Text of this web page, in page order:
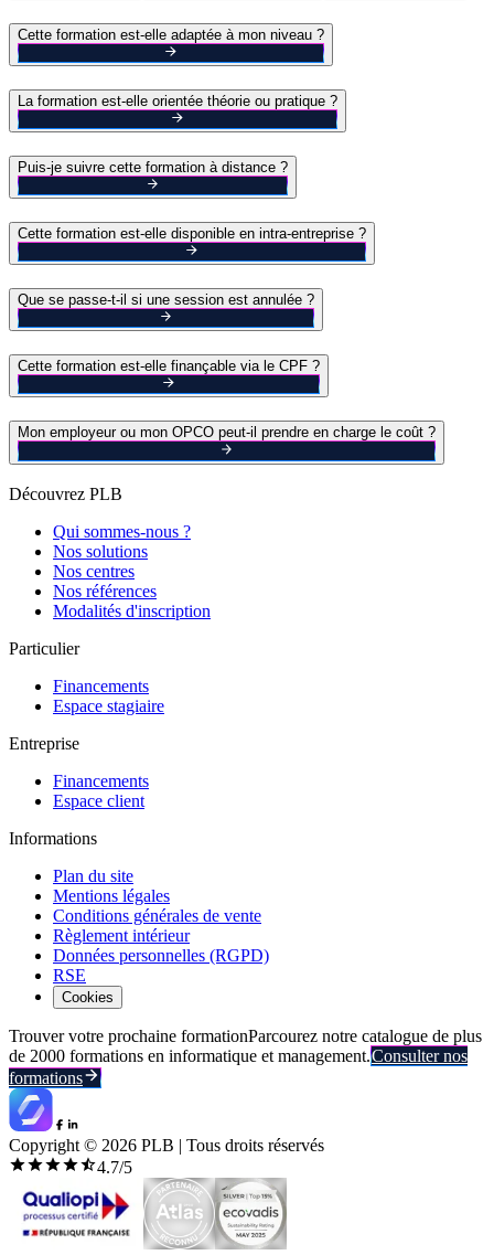
Cette formation est-elle adaptée à mon niveau ?
La formation est-elle orientée théorie ou pratique ?
Puis-je suivre cette formation à distance ?
Cette formation est-elle disponible en intra-entreprise ?
Que se passe-t-il si une session est annulée ?
Cette formation est-elle finançable via le CPF ?
Mon employeur ou mon OPCO peut-il prendre en charge le coût ?
Découvrez PLB
Qui sommes-nous ?
Nos solutions
Nos centres
Nos références
Modalités d'inscription
Particulier
Financements
Espace stagiaire
Entreprise
Financements
Espace client
Informations
Plan du site
Mentions légales
Conditions générales de vente
Règlement intérieur
Données personnelles (RGPD)
RSE
Cookies
Trouver votre prochaine formationParcourez notre catalogue de plus
de 2000 formations en informatique et management.Consulter nos
formations
Copyright © 2026 PLB | Tous droits réservés
4.7/5